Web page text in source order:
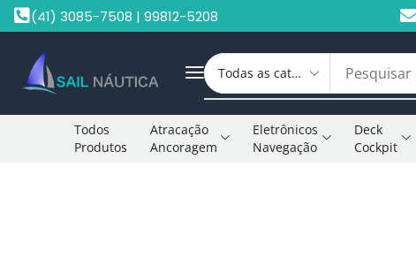
(41) 3085-7508 | 99812-5208
Todos
Produtos
Atracação
Ancoragem
Eletrônicos
Navegação
Deck
Cockpit